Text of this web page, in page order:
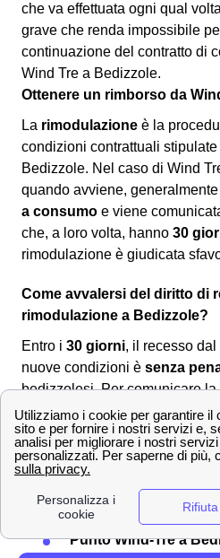
che va effettuata ogni qual
grave che renda impossibile
continuazione del contratto di
Wind Tre a Bedizzole.
Ottenere un rimborso da
La rimodulazione è la
condizioni contrattuali
Bedizzole. Nel caso di Wind
quando avviene,
a consumo e viene
che, a loro volta, hanno 30
rimodulazione è giudicata
Come avvalersi del diritto di
rimodulazione a Bedizzole?
Entro i 30 giorni, il recesso
nuove condizioni è senza
bedizzolesi. Per comunicare
dovrà utilizzare uno dei
Servizio clienti Wind-
PEC all'indirizzo:
Raccomandata A/R a:
Milano recapito
159, 20152 Milano (MI)
Punto Wind-Tre a